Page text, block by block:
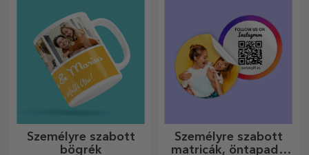
Személyre szabott
Készíts meglepő ajándékot
egy személyre szabott
Szeretettel készített
csokoládék. Melyiket